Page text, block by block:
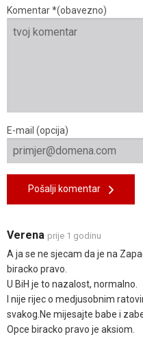
Komentar *(obavezno)
E-mail (opcija)
Pošalji komentar
Verena prije 1 godinu
A ja se ne sjecam da je na
biracko pravo.
U BiH je to nazalost, normalno.
I nije rijec o medjusobnim
svakog.Ne mijesajte babe i
Opce biracko pravo je aksiom.